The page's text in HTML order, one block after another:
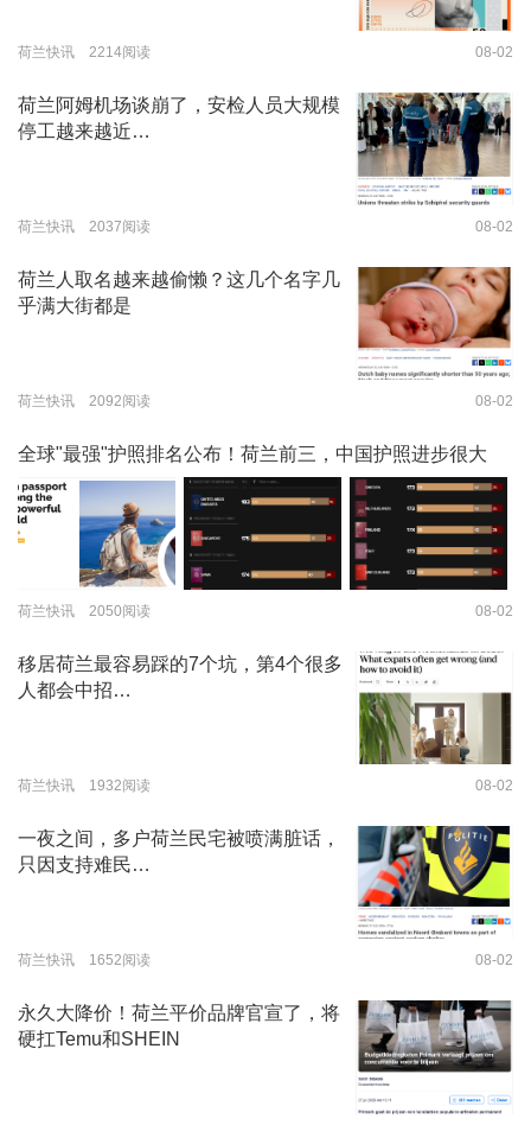
荷兰快讯 2214阅读 08-02
荷兰阿姆机场谈崩了，安检人员大规模
停工越来越近…
荷兰快讯 2037阅读 08-02
荷兰人取名越来越偷懒？这几个名字几
乎满大街都是
荷兰快讯 2092阅读 08-02
全球"最强"护照排名公布！荷兰前三，中国护照进步很大
荷兰快讯 2050阅读 08-02
移居荷兰最容易踩的7个坑，第4个很多
人都会中招…
荷兰快讯 1932阅读 08-02
一夜之间，多户荷兰民宅被喷满脏话，
只因支持难民…
荷兰快讯 1652阅读 08-02
永久大降价！荷兰平价品牌官宣了，将
硬扛Temu和SHEIN